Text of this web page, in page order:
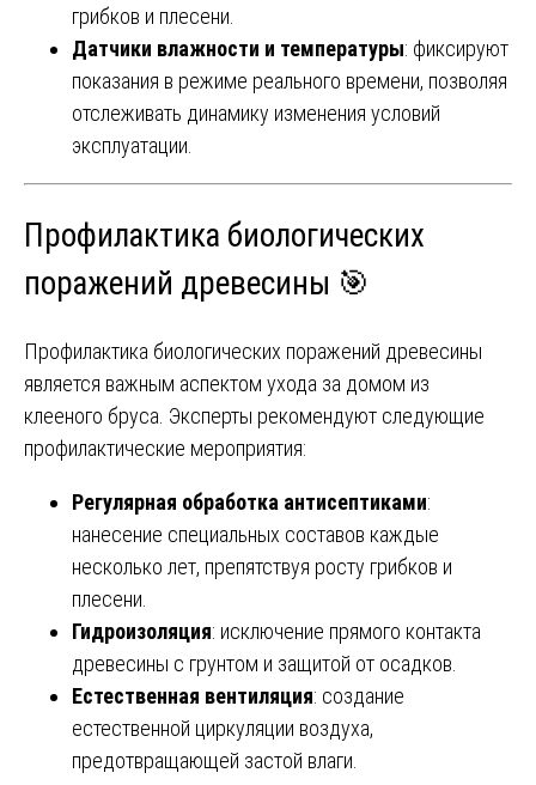
грибков и плесени.
Датчики влажности и температуры: фиксируют
показания в режиме реального времени, позволяя
отслеживать динамику изменения условий
эксплуатации.
Профилактика биологических
поражений древесины 🎯
Профилактика биологических поражений древесины
является важным аспектом ухода за домом из
клееного бруса. Эксперты рекомендуют следующие
профилактические мероприятия:
Регулярная обработка антисептиками:
нанесение специальных составов каждые
несколько лет, препятствуя росту грибков и
плесени.
Гидроизоляция: исключение прямого контакта
древесины с грунтом и защитой от осадков.
Естественная вентиляция: создание
естественной циркуляции воздуха,
предотвращающей застой влаги.